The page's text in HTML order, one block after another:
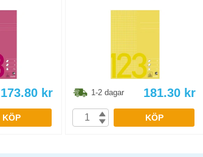
173.80 kr
KÖP
1-2 dagar 181.30 kr
KÖP